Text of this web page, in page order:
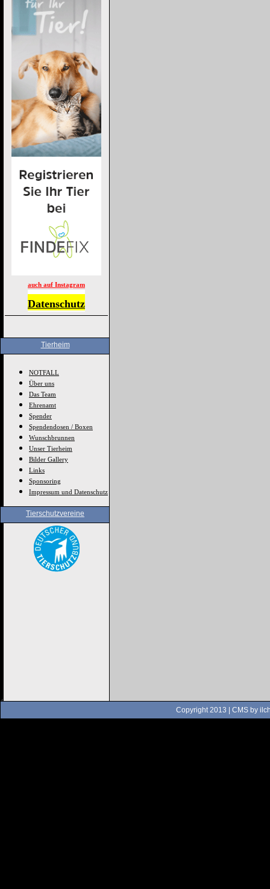
auch auf Instagram
Datenschutz
Tierheim
NOTFALL
Über uns
Das Team
Ehrenamt
Spender
Spendendosen / Boxen
Wunschbrunnen
Unser Tierheim
Bilder Gallery
Links
Sponsoring
Impressum und Datenschutz
Tierschutzvereine
Copyright 2013 | CMS by